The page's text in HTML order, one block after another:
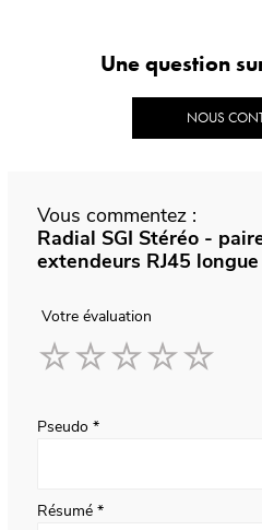
Une question
NOUS
Vous commentez :
Radial SGI Stéréo -
extendeurs RJ45
Votre évaluation
Pseudo
Résumé